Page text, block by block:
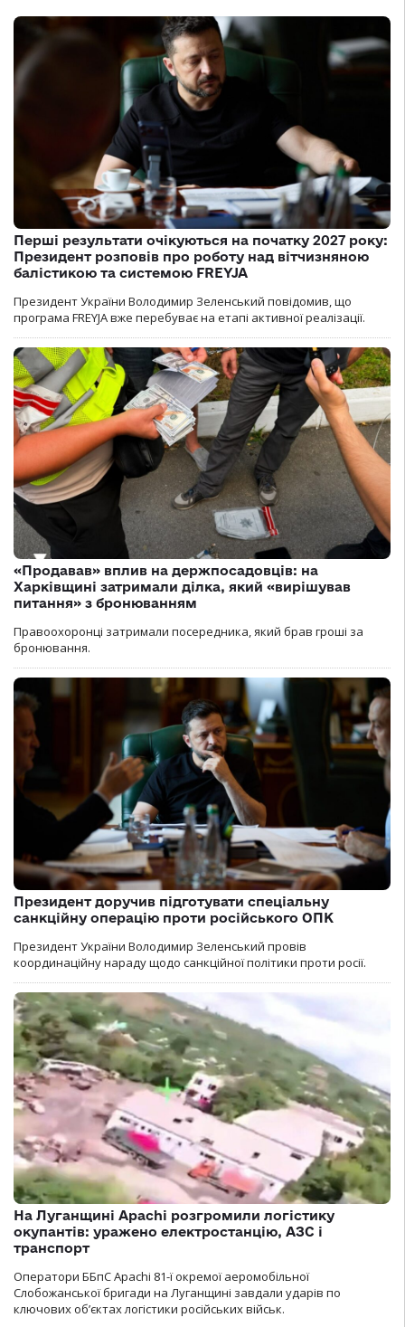
Перші результати очікуються на початку 2027 року:
Президент розповів про роботу над вітчизняною
балістикою та системою FREYJA
Президент України Володимир Зеленський повідомив, що
програма FREYJA вже перебуває на етапі активної реалізації.
«Продавав» вплив на держпосадовців: на
Харківщині затримали ділка, який «вирішував
питання» з бронюванням
Правоохоронці затримали посередника, який брав гроші за
бронювання.
Президент доручив підготувати спеціальну
санкційну операцію проти російського ОПК
Президент України Володимир Зеленський провів
координаційну нараду щодо санкційної політики проти росії.
На Луганщині Apachi розгромили логістику
окупантів: уражено електростанцію, АЗС і
транспорт
Оператори ББпС Apachi 81-ї окремої аеромобільної
Слобожанської бригади на Луганщині завдали ударів по
ключових об’єктах логістики російських військ.